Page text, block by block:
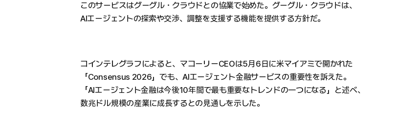
このサービスはグーグル・クラウドとの協業で始めた。グーグル・クラウドは、
AIエージェントの探索や交渉、調整を支援する機能を提供する方針だ。
コインテレグラフによると、マコーリーCEOは5月6日に米マイアミで開かれた
「Consensus 2026」でも、AIエージェント金融サービスの重要性を訴えた。
「AIエージェント金融は今後10年間で最も重要なトレンドの一つになる」と述べ、
数兆ドル規模の産業に成長するとの見通しを示した。